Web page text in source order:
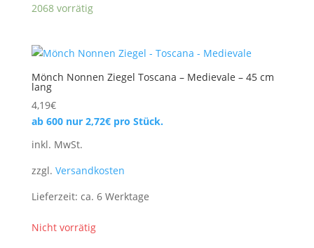
2068 vorrätig
Mönch Nonnen Ziegel Toscana – Medievale – 45 cm
lang
4,19€
ab 600 nur 2,72€pro Stück.
inkl. MwSt.
zzgl. Versandkosten
Lieferzeit: ca. 6 Werktage
Nicht vorrätig